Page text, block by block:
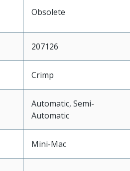
Obsolete
207126
Crimp
Automatic, Semi-
Automatic
Mini-Mac